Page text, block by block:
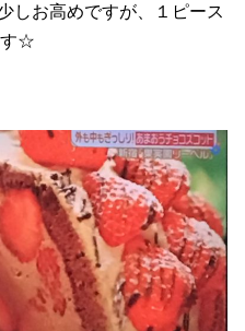
しお高めですが、１ピース
す☆